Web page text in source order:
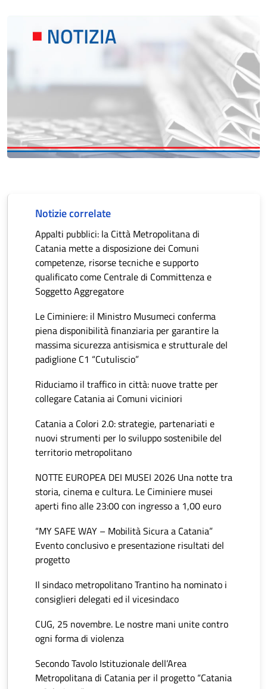
Notizie correlate
Appalti pubblici: la Città Metropolitana di
Catania mette a disposizione dei Comuni
competenze, risorse tecniche e supporto
qualificato come Centrale di Committenza e
Soggetto Aggregatore
Le Ciminiere: il Ministro Musumeci conferma
piena disponibilità finanziaria per garantire la
massima sicurezza antisismica e strutturale del
padiglione C1 “Cutuliscio”
Riduciamo il traffico in città: nuove tratte per
collegare Catania ai Comuni viciniori
Catania a Colori 2.0: strategie, partenariati e
nuovi strumenti per lo sviluppo sostenibile del
territorio metropolitano
NOTTE EUROPEA DEI MUSEI 2026 Una notte tra
storia, cinema e cultura. Le Ciminiere musei
aperti fino alle 23:00 con ingresso a 1,00 euro
“MY SAFE WAY – Mobilità Sicura a Catania”
Evento conclusivo e presentazione risultati del
progetto
Il sindaco metropolitano Trantino ha nominato i
consiglieri delegati ed il vicesindaco
CUG, 25 novembre. Le nostre mani unite contro
ogni forma di violenza
Secondo Tavolo Istituzionale dell’Area
Metropolitana di Catania per il progetto “Catania